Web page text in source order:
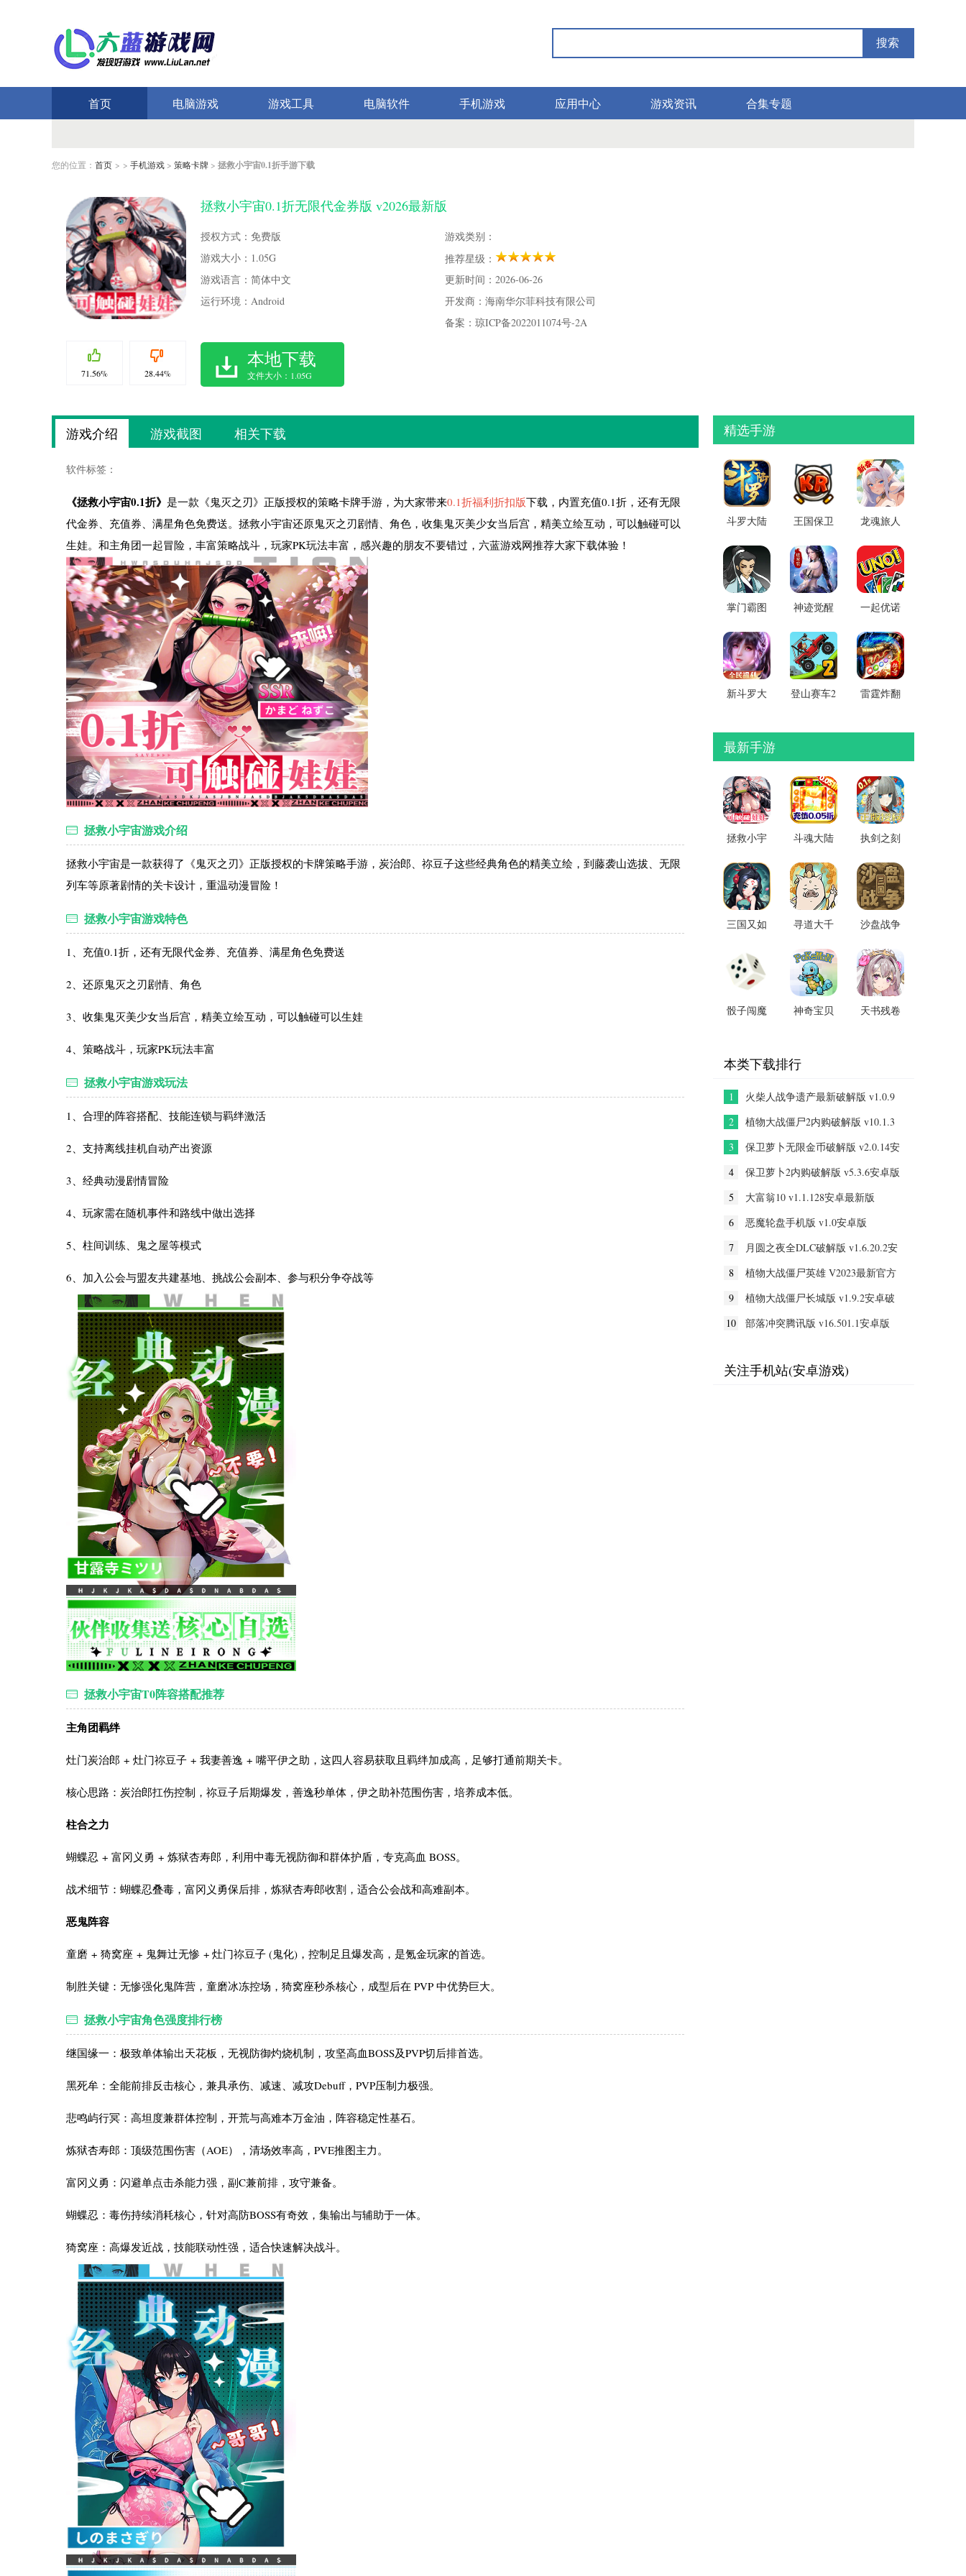
搜索
首页 电脑游戏 游戏工具 电脑软件 手机游戏 应用中心 游戏资讯 合集专题
您的位置： 首页 > > 手机游戏 > 策略卡牌 > 拯救小宇宙0.1折手游下载
71.56% 28.44%
拯救小宇宙0.1折无限代金券版 v2026最新版
授权方式：免费版
游戏类别：
游戏大小：1.05G
推荐星级：
游戏语言：简体中文
更新时间：2026-06-26
运行环境：Android
开发商：海南华尔菲科技有限公司
备案：琼ICP备2022011074号-2A
本地下载
文件大小：1.05G
游戏介绍 游戏截图 相关下载
软件标签：
《拯救小宇宙0.1折》 是一款《鬼灭之刃》正版授权的策略卡牌手游，为大家带来0.1折福利折扣版下载，内置充值0.1折，还有无限
代金券、充值券、满星角色免费送。拯救小宇宙还原鬼灭之刃剧情、角色，收集鬼灭美少女当后宫，精美立绘互动，可以触碰可以
生娃。和主角团一起冒险，丰富策略战斗，玩家PK玩法丰富，感兴趣的朋友不要错过，六蓝游戏网推荐大家下载体验！
拯救小宇宙游戏介绍
拯救小宇宙是一款获得了《鬼灭之刃》正版授权的卡牌策略手游，炭治郎、祢豆子这些经典角色的精美立绘，到藤袭山选拔、无限
列车等原著剧情的关卡设计，重温动漫冒险！
拯救小宇宙游戏特色
1、充值0.1折，还有无限代金券、充值券、满星角色免费送
2、还原鬼灭之刃剧情、角色
3、收集鬼灭美少女当后宫，精美立绘互动，可以触碰可以生娃
4、策略战斗，玩家PK玩法丰富
拯救小宇宙游戏玩法
1、合理的阵容搭配、技能连锁与羁绊激活
2、支持离线挂机自动产出资源
3、经典动漫剧情冒险
4、玩家需在随机事件和路线中做出选择
5、柱间训练、鬼之屋等模式
6、加入公会与盟友共建基地、挑战公会副本、参与积分争夺战等
拯救小宇宙T0阵容搭配推荐
‌主角团羁绊‌‌‌‌
灶门炭治郎 + 灶门祢豆子 + 我妻善逸 + 嘴平伊之助，这四人容易获取且羁绊加成高，足够打通前期关卡。
‌核心思路‌：炭治郎扛伤控制，祢豆子后期爆发，善逸秒单体，伊之助补范围伤害，培养成本低。
‌柱合之力‌‌‌‌
蝴蝶忍 + 富冈义勇 + 炼狱杏寿郎，利用中毒无视防御和群体护盾，专克高血 BOSS。
‌战术细节‌：蝴蝶忍叠毒，富冈义勇保后排，炼狱杏寿郎收割，适合公会战和高难副本。
‌恶鬼阵容‌‌‌‌
童磨 + 猗窝座 + 鬼舞辻无惨 + 灶门祢豆子 (鬼化)，控制足且爆发高，是氪金玩家的首选。
‌制胜关键‌：无惨强化鬼阵营，童磨冰冻控场，猗窝座秒杀核心，成型后在 PVP 中优势巨大。
拯救小宇宙角色强度排行榜
继国缘一‌：极致单体输出天花板，无视防御灼烧机制，攻坚高血BOSS及PVP切后排首选。
‌黑死牟‌：全能前排反击核心，兼具承伤、减速、减攻Debuff，PVP压制力极强。
‌悲鸣屿行冥‌：高坦度兼群体控制，开荒与高难本万金油，阵容稳定性基石。‌‌
‌炼狱杏寿郎‌：顶级范围伤害（AOE），清场效率高，PVE推图主力。
‌富冈义勇：闪避单点击杀能力强，副C兼前排，攻守兼备。
‌蝴蝶忍‌：毒伤持续消耗核心，针对高防BOSS有奇效，集输出与辅助于一体。
‌猗窝座‌：高爆发近战，技能联动性强，适合快速解决战斗。‌‌
精选手游
斗罗大陆
石无限金
币版
王国保卫
魔改破解
版
龙魂旅人
解版
掌门霸图
版(免登
录)
神迹觉醒
破解版
一起优诺
钻石版内
购版公益
版
新斗罗大
版
登山赛车2
雷霆炸翻
最新手游
拯救小宇
限代金券
版 v2026
最新版
斗魂大陆
版 v1.0安
卓版
执剑之刻
v2.6.0官
方版
三国又如
力版
v0.43.0最
新版
寻道大千
版 v3.9.00
安卓版
沙盘战争
版 v1.37.2
安卓版
骰子闯魔
卓版
神奇宝贝
天书残卷
本类下载排行
1
火柴人战争遗产最新破解版 v1.0.9
2
植物大战僵尸2内购破解版 v10.1.3
3
保卫萝卜无限金币破解版 v2.0.14安
4
保卫萝卜2内购破解版 v5.3.6安卓版
5
大富翁10 v1.1.128安卓最新版
6
恶魔轮盘手机版 v1.0安卓版
7
月圆之夜全DLC破解版 v1.6.20.2安
8
植物大战僵尸英雄 V2023最新官方
9
植物大战僵尸长城版 v1.9.2安卓破
10 部落冲突腾讯版 v16.501.1安卓版
关注手机站(安卓游戏)